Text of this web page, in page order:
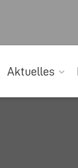
Aktuelles